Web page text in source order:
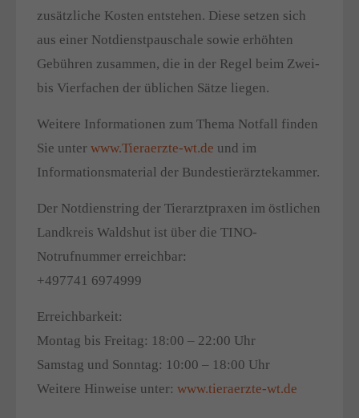
zusätzliche Kosten entstehen. Diese setzen sich
aus einer Notdienstpauschale sowie erhöhten
Gebühren zusammen, die in der Regel beim Zwei-
bis Vierfachen der üblichen Sätze liegen.
Weitere Informationen zum Thema Notfall finden
Sie unterwww.Tieraerzte-wt.de und im
Informationsmaterial der Bundestierärztekammer.
Der Notdienstring der Tierarztpraxen im östlichen
Landkreis Waldshut ist über die TINO-
Notrufnummer erreichbar:
+497741 6974999
Erreichbarkeit:
Montag bis Freitag: 18:00 – 22:00 Uhr
Samstag und Sonntag: 10:00 – 18:00 Uhr
Weitere Hinweise unter:www.tieraerzte-wt.de